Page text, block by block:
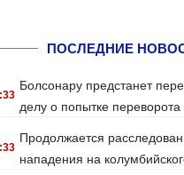
ПОСЛЕДНИЕ
Болсонару предстанет
делу о попытке переворота
Продолжается
нападения на